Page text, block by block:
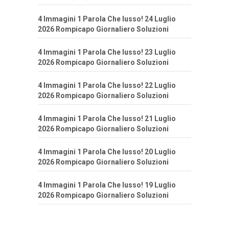
4 Immagini 1 Parola Che lusso! 24 Luglio
2026 Rompicapo Giornaliero Soluzioni
4 Immagini 1 Parola Che lusso! 23 Luglio
2026 Rompicapo Giornaliero Soluzioni
4 Immagini 1 Parola Che lusso! 22 Luglio
2026 Rompicapo Giornaliero Soluzioni
4 Immagini 1 Parola Che lusso! 21 Luglio
2026 Rompicapo Giornaliero Soluzioni
4 Immagini 1 Parola Che lusso! 20 Luglio
2026 Rompicapo Giornaliero Soluzioni
4 Immagini 1 Parola Che lusso! 19 Luglio
2026 Rompicapo Giornaliero Soluzioni